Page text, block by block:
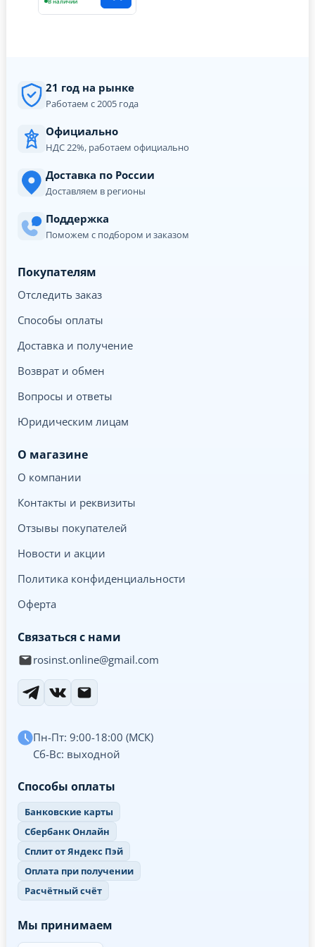
21 год на рынке
Работаем с 2005 года
Официально
НДС 22%, работаем официально
Доставка по России
Доставляем в регионы
Поддержка
Поможем с подбором и заказом
Покупателям
Отследить заказ
Способы оплаты
Доставка и получение
Возврат и обмен
Вопросы и ответы
Юридическим лицам
О магазине
О компании
Контакты и реквизиты
Отзывы покупателей
Новости и акции
Политика конфиденциальности
Оферта
Связаться с нами
rosinst.online@gmail.com
Пн-Пт: 9:00-18:00 (МСК)
Сб-Вс: выходной
Способы оплаты
Банковские карты
Сбербанк Онлайн
Сплит от Яндекс Пэй
Оплата при получении
Расчётный счёт
Мы принимаем